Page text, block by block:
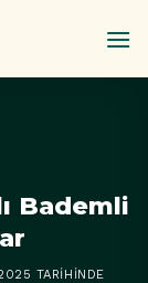
Bademli
TARIHINDE